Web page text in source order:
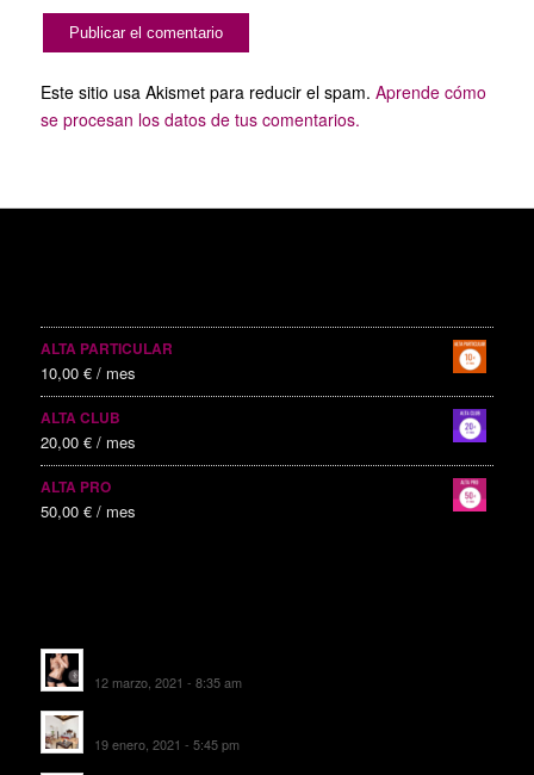
Este sitio usa Akismet para reducir el spam. Aprende cómo
se procesan los datos de tus comentarios.
ALTA PARTICULAR
10,00 € / mes
ALTA CLUB
20,00 € / mes
ALTA PRO
50,00 € / mes
12 marzo, 2021 - 8:35 am
19 enero, 2021 - 5:45 pm